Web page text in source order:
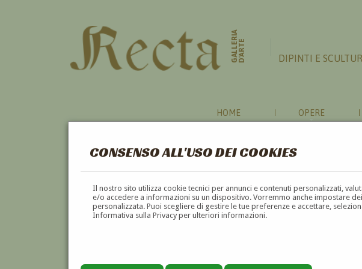
CONSENSO ALL'USO DEI COOKIES
Il nostro sito utilizza cookie tecnici per annunci e contenuti personalizzati,
e/o accedere a informazioni su un dispositivo. Vorremmo anche impostare
personalizzata. Puoi scegliere di gestire le tue preferenze e accettare,
Informativa sulla Privacy per ulteriori informazioni.
GALLERIAD'ARTE DIPINTI E
HOME OPERE
ARNO
A B C D E F G H I J K